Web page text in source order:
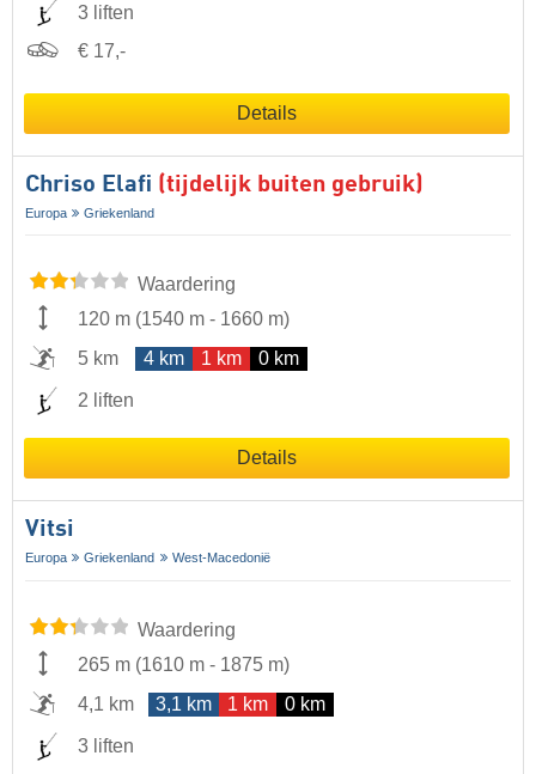
3 liften
€ 17,-
Details
Chriso Elafi (tijdelijk buiten gebruik)
Europa Griekenland
Waardering
120 m (1540 m - 1660 m)
5 km
4 km 1 km 0 km
2 liften
Details
Vitsi
Europa Griekenland West-Macedonië
Waardering
265 m (1610 m - 1875 m)
4,1 km
3,1 km 1 km 0 km
3 liften